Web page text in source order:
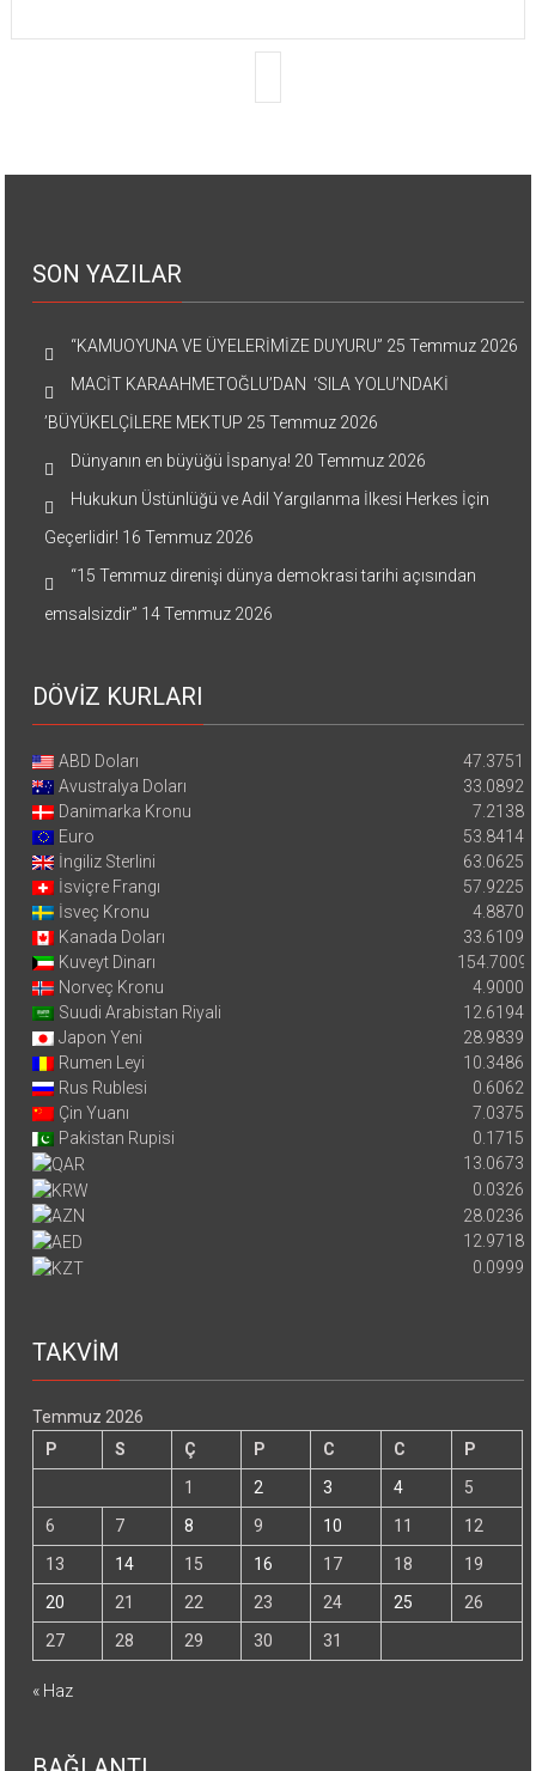
SON YAZILAR
“KAMUOYUNA VE ÜYELERİMİZE DUYURU” 25 Temmuz 2026
MACİT KARAAHMETOĞLU’DAN ‘SILA YOLU’NDAKİ
’BÜYÜKELÇİLERE MEKTUP 25 Temmuz 2026
Dünyanın en büyüğü İspanya! 20 Temmuz 2026
Hukukun Üstünlüğü ve Adil Yargılanma İlkesi Herkes İçin
Geçerlidir! 16 Temmuz 2026
“15 Temmuz direnişi dünya demokrasi tarihi açısından
emsalsizdir” 14 Temmuz 2026
DÖVİZ KURLARI
ABD Doları
47.3751
Avustralya Doları
33.0892
Danimarka Kronu
7.2138
Euro
53.8414
İngiliz Sterlini
63.0625
İsviçre Frangı
57.9225
İsveç Kronu
4.8870
Kanada Doları
33.6109
Kuveyt Dinarı
154.7009
Norveç Kronu
4.9000
Suudi Arabistan Riyali
12.6194
Japon Yeni
28.9839
Rumen Leyi
10.3486
Rus Rublesi
0.6062
Çin Yuanı
7.0375
Pakistan Rupisi
0.1715
13.0673
0.0326
28.0236
12.9718
0.0999
TAKVİM
Temmuz 2026
P
S Ç P C C
P
1
2 3 4
5
6
7 8 9 10 11
12
13
14 15 16 17 18
19
20
21 22 23 24 25
26
27
28 29 30 31
« Haz